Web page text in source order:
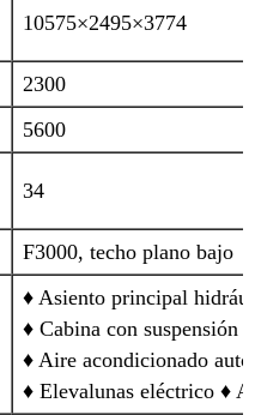
10575×2495×3774
2300
5600
34
F3000, techo plano bajo
♦ Asiento principal
♦ Cabina con suspensión
♦ Aire acondicionado
♦ Elevalunas eléctrico ♦